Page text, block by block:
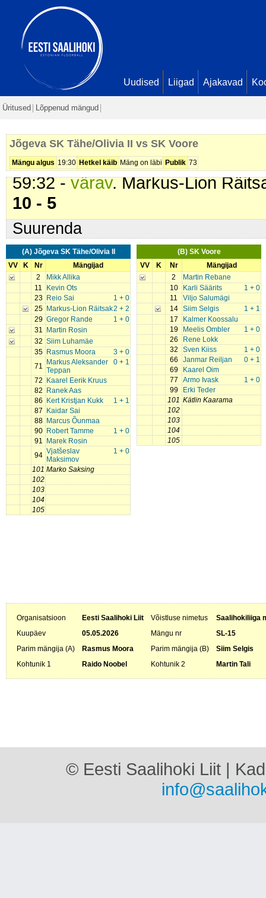
Uudised Liigad Ajakavad
Üritused Lõppenud mängud
Jõgeva SK Tähe/Olivia II vs SK Voore
Mängu algus 19:30 Hetkel käib Mäng on läbi Publik 73
49:48 -
karistus (201 - Kepilöök)
II). 2 min
54:49 -värav
Kert Kristjan Kukk. Seis 8 - 5
55:45 -karistus (210 -
57:08 -värav. Kert Kristjan Kukk
Markus-Lion Räitsak. Seis
59:32 -värav. Markus-Lion
10 - 5
Suurenda
(A) Jõgeva SK Tähe/Olivia II
VV
K Nr
Mängijad
2
Mikk Allika
11
Kevin Ots
23
1 + 0
Reio Sai
25
2 + 2
Markus-Lion Räitsak
29
1 + 0
Gregor Rande
31
Martin Rosin
32 Siim Luhamäe
35
3 + 0
Rasmus Moora
71
0 + 1
Markus Aleksander
Teppan
72
Kaarel Eerik Kruus
82
Ranek Aas
86
1 + 1
Kert Kristjan Kukk
87
Kaidar Sai
88
Marcus Õunmaa
90
1 + 0
Robert Tamme
91
Marek Rosin
94
1 + 0
Vjatšeslav
Maksimov
101 Marko Saksing
102
103
104
105
(B) SK Voore
VV
K Nr
Mängijad
2
Martin Rebane
10
1 + 0
Karli Säärits
11
Viljo Salumägi
14
1 + 1
Siim Selgis
17
Kalmer Koossalu
19
1 + 0
Meelis Ombler
26
Rene Lokk
32
1 + 0
Sven Kiiss
66
0 + 1
Janmar Reiljan
69
Kaarel Oim
77
1 + 0
Armo Ivask
99
Erki Teder
101 Kätlin Kaarama
102
103
104
105
Organisatsioon Eesti Saalihoki Liit Võistluse nimetus
Saalihokiliiga
Kuupäev
05.05.2026 Mängu nr
SL-15
Parim mängija (A)
Rasmus Moora Parim mängija (B)
Siim Selgis
Kohtunik 1
Raido Noobel Kohtunik 2 Martin Tali
© Eesti Saalihoki Liit |